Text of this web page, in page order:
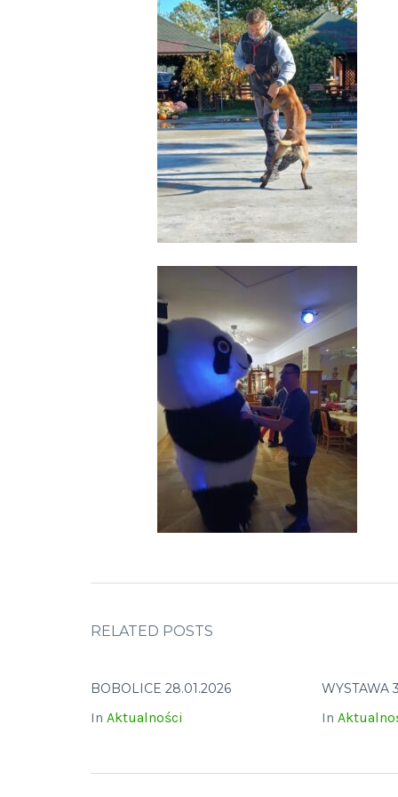
RELATED POSTS
BOBOLICE 28.01.2026
In Aktualności
WYSTAWA
In